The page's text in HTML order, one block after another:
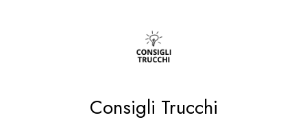
Consigli Trucchi